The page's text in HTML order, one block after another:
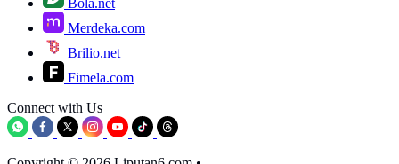
Bola.net
Merdeka.com
Brilio.net
Fimela.com
Connect with Us